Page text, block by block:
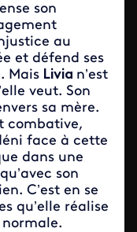
son
au
et défend ses
Mais Livia n’est
veut. Son
sa mère.
combative,
face à cette
dans une
son
C’est en se
qu’elle réalise
normale.